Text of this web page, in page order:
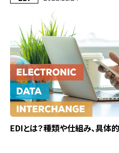
EDIとは？種類や仕組み、具体